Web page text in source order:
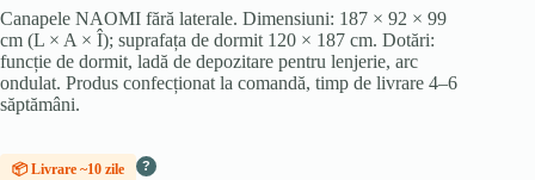
Canapele NAOMI fără laterale. Dimensiuni: 187 × 92 × 99
cm (L × A × Î); suprafața de dormit 120 × 187 cm. Dotări:
funcție de dormit, ladă de depozitare pentru lenjerie, arc
ondulat. Produs confecționat la comandă, timp de livrare 4–6
săptămâni.
📦 Livrare ~10 zile ?